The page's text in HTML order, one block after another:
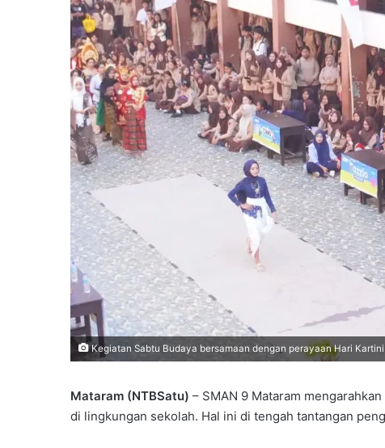
Kegiatan Sabtu Budaya bersamaan dengan perayaan Hari
Mataram (NTBSatu) – SMAN 9 Mataram
di lingkungan sekolah. Hal ini di tengah tantangan